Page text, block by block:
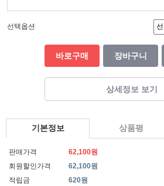
선택옵션
바로구매 장바구니
상세정보 보기
기본정보 상품평
판매가격
62,100원
회원할인가격
62,100원
적립금
620원